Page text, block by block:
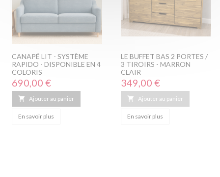
CANAPÉ LIT - SYSTÈME
RAPIDO - DISPONIBLE EN 4
COLORIS
Prix
690,00 €
 Ajouter au panier
En savoir plus
LE BUFFET BAS 2 PORTES /
3 TIROIRS - MARRON
CLAIR
Prix
349,00 €
 Ajouter au panier
En savoir plus